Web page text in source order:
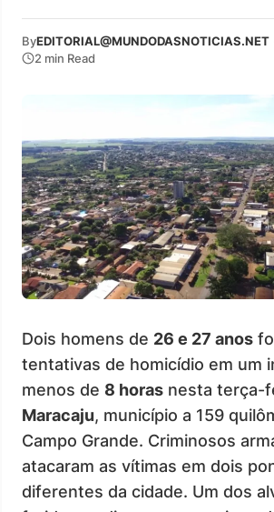
ByEDITORIAL@MUNDODASNOTICIAS.NET
2 min Read
Dois homens de 26 e 27 anos
tentativas de homicídio em um
menos de 8 horas nesta terça-
Maracaju, município a 159
Campo Grande. Criminosos
atacaram as vítimas em dois
diferentes da cidade. Um dos